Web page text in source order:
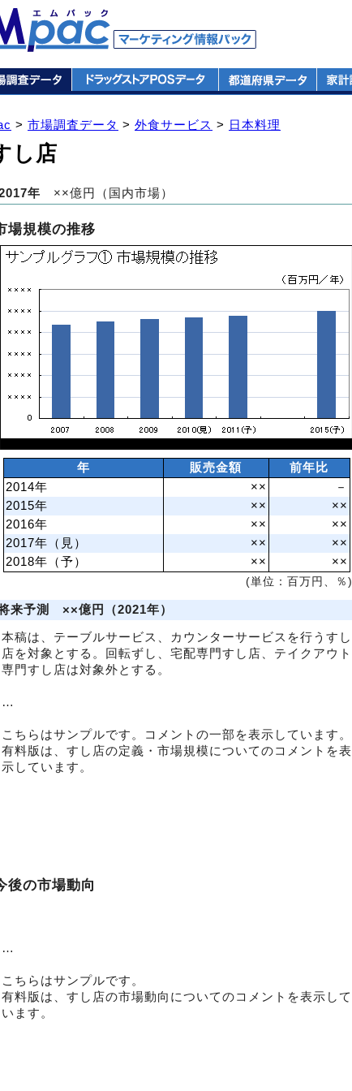
> 市場調査データ > 外食サービス > 日本料理
し店
年 ××億円（国内市場）
場規模の推移
年 販売金額
前年比
2014年
××
－
2015年
××
××
2016年
××
××
2017年（見）
××
××
2018年（予）
××
××
(単位：百万円、％)
来予測 ××億円（2021年）
本稿は、テーブルサービス、カウンターサービスを行うすし
店を対象とする。回転ずし、宅配専門すし店、テイクアウト
専門すし店は対象外とする。
…
こちらはサンプルです。コメントの一部を表示しています。
有料版は、すし店の定義・市場規模についてのコメントを表
示しています。
後の市場動向
…
こちらはサンプルです。
有料版は、すし店の市場動向についてのコメントを表示して
います。